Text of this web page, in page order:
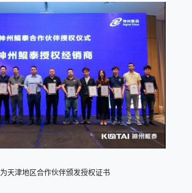
为天津地区合作伙伴颁发授权证书